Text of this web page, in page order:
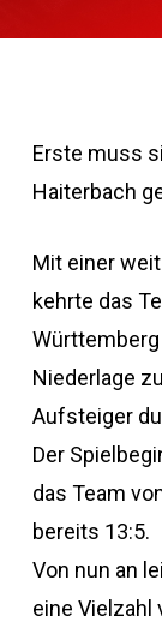
Erste muss
Haiterbach
Mit einer
kehrte das
Niederlage
Aufsteiger
Der
das Team
bereits 13:5.
Von nun an
eine Vielzahl